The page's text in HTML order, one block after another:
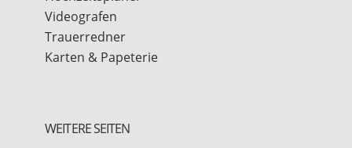
Videografen
Trauerredner
Karten & Papeterie
WEITERE SEITEN